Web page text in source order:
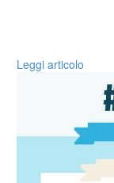
Leggi articolo